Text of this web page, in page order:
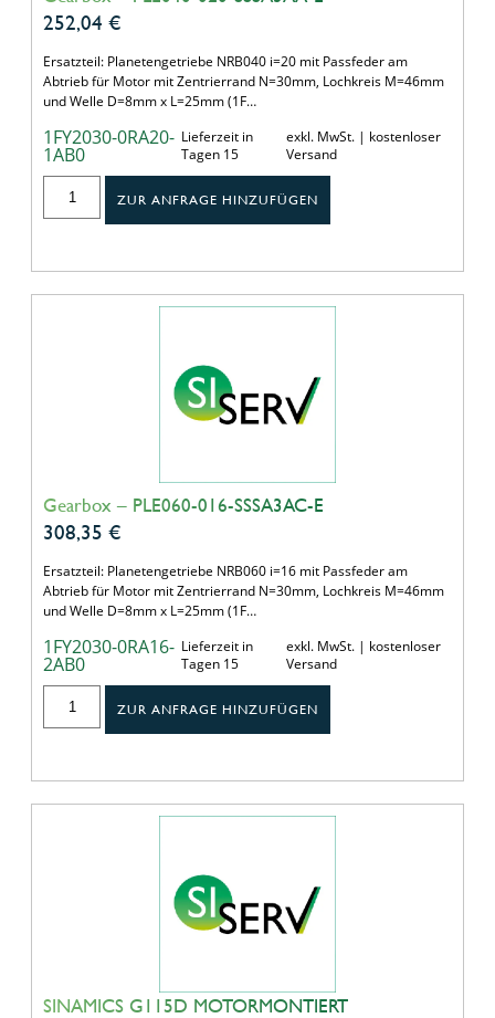
252,04 €
Ersatzteil: Planetengetriebe NRB040 i=20 mit Passfeder am
Abtrieb für Motor mit Zentrierrand N=30mm, Lochkreis M=46mm
und Welle D=8mm x L=25mm (1F…
1FY2030-0RA20-
1AB0
Lieferzeit in
Tagen 15
exkl. MwSt. | kostenloser
Versand
ZUR ANFRAGE HINZUFÜGEN
Gearbox – PLE060-016-SSSA3AC-E
308,35 €
Ersatzteil: Planetengetriebe NRB060 i=16 mit Passfeder am
Abtrieb für Motor mit Zentrierrand N=30mm, Lochkreis M=46mm
und Welle D=8mm x L=25mm (1F…
1FY2030-0RA16-
2AB0
Lieferzeit in
Tagen 15
exkl. MwSt. | kostenloser
Versand
ZUR ANFRAGE HINZUFÜGEN
SINAMICS G115D MOTORMONTIERT